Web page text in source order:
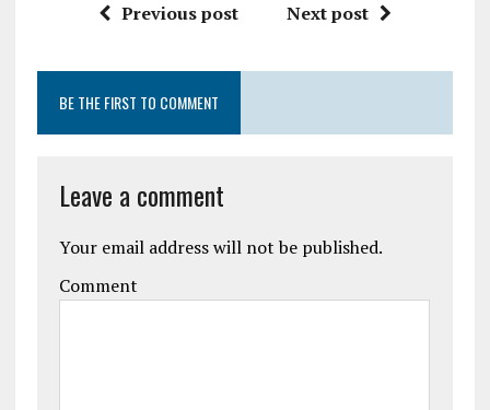
Previous post Next post
BE THE FIRST TO COMMENT
Leave a comment
Your email address will not be published.
Comment